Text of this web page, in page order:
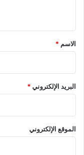
*
الاسم *
البريد الإلكتروني*
الموقع الإلكتروني